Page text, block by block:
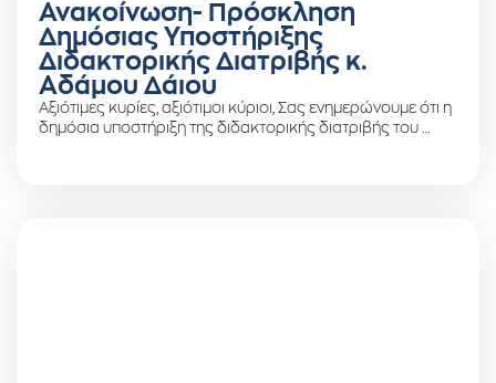
Ανακοίνωση- Πρόσκληση
Δημόσιας Υποστήριξης
Διδακτορικής Διατριβής κ.
Αδάμου Δάιου
Αξιότιμες κυρίες, αξιότιμοι κύριοι, Σας ενημερώνουμε ότι η
δημόσια υποστήριξη της διδακτορικής διατριβής του …